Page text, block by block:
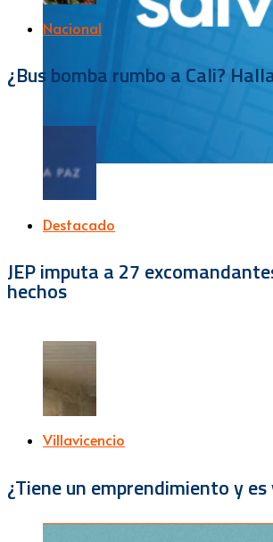
Nacional
¿Bus bomba rumbo a Cali?
Destacado
JEP imputa a 27
hechos
Villavicencio
¿Tiene un emprendimiento y